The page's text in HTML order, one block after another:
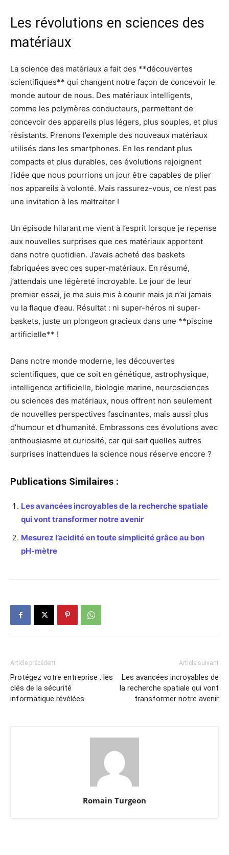
Les révolutions en sciences des
matériaux
La science des matériaux a fait des **découvertes
scientifiques** qui changent notre façon de concevoir le
monde autour de nous. Des matériaux intelligents,
comme les polymères conducteurs, permettent de
concevoir des appareils plus légers, plus souples, et plus
résistants. Prenons l’exemple des nouveaux matériaux
utilisés dans les smartphones. En les rendant plus
compacts et plus durables, ces évolutions rejoignent
l’idée que nous pourrions un jour être capables de plier
nos appareils à volonté. Mais rassurez-vous, ce n’est pas
une invitation à les maltraiter !
Un épisode hilarant me vient à l’esprit lorsque je repense
aux nouvelles surprises que ces matériaux apportent
dans notre quotidien. J’avais acheté des baskets
fabriquées avec ces super-matériaux. En résumé,
j’attendais une légèreté incroyable. Le jour de leur
premier essai, je me suis mis à courir mais je n’ai jamais
vu la flaque d’eau. Résultat : ni super-héros ni super-
baskets, juste un plongeon gracieux dans une **piscine
artificielle** !
Dans notre monde moderne, les découvertes
scientifiques, que ce soit en génétique, astrophysique,
intelligence artificielle, biologie marine, neurosciences
ou sciences des matériaux, nous offrent non seulement
de nouvelles perspectives fascinantes, mais aussi plus
d’humour et d’humanité. Embrassons ces évolutions avec
enthousiasme et curiosité, car qui sait quelles autres
surprises inattendues la science nous réserve encore ?
Publications Similaires :
Les avancées incroyables de la recherche spatiale
qui vont transformer notre avenir
Mesurez l’acidité en toute simplicité grâce au bon
pH-mètre
Article précédent
Protégez votre entreprise : les
clés de la sécurité
informatique révélées
Article suivant
Les avancées incroyables de
la recherche spatiale qui vont
transformer notre avenir
Romain Turgeon